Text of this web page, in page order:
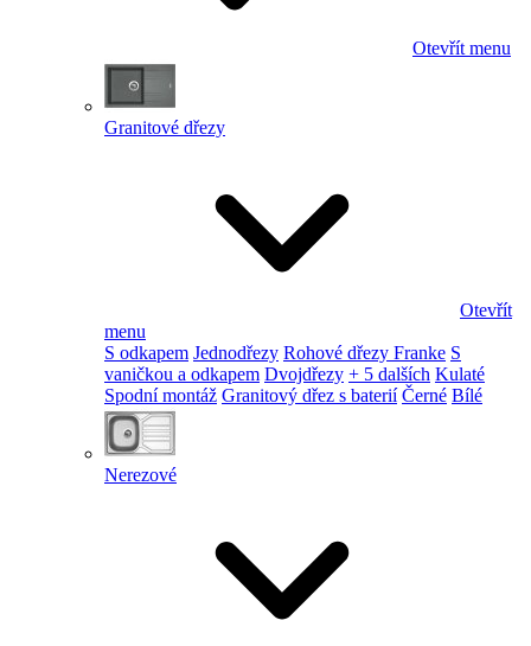
Otevřít menu
Granitové dřezy
Otevřít
menu
S odkapem Jednodřezy Rohové dřezy Franke S
vaničkou a odkapem Dvojdřezy + 5 dalších Kulaté
Spodní montáž Granitový dřez s baterií Černé Bílé
Nerezové